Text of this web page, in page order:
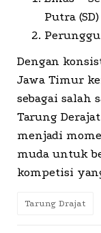
Putra (SD)
Dengan
Jawa Timur
sebagai salah
Tarung
menjadi
muda untuk
kompetisi
Tarung Drajat